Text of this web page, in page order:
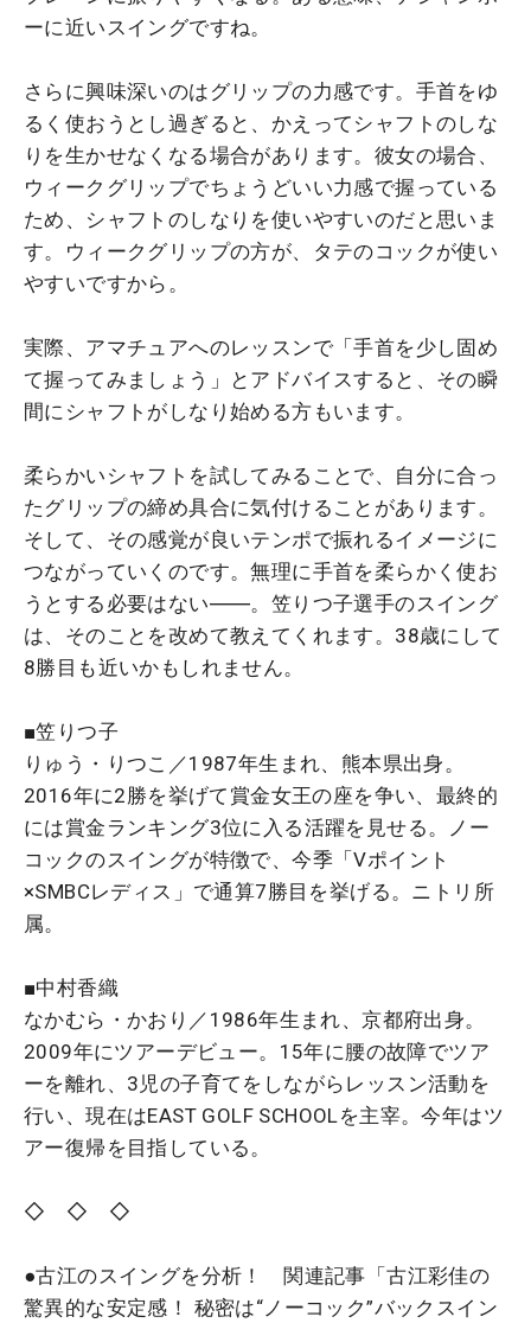
ーに近いスイングですね。
さらに興味深いのはグリップの力感です。手首をゆ
るく使おうとし過ぎると、かえってシャフトのしな
りを生かせなくなる場合があります。彼女の場合、
ウィークグリップでちょうどいい力感で握っている
ため、シャフトのしなりを使いやすいのだと思いま
す。ウィークグリップの方が、タテのコックが使い
やすいですから。
実際、アマチュアへのレッスンで「手首を少し固め
て握ってみましょう」とアドバイスすると、その瞬
間にシャフトがしなり始める方もいます。
柔らかいシャフトを試してみることで、自分に合っ
たグリップの締め具合に気付けることがあります。
そして、その感覚が良いテンポで振れるイメージに
つながっていくのです。無理に手首を柔らかく使お
うとする必要はない――。笠りつ子選手のスイング
は、そのことを改めて教えてくれます。38歳にして
8勝目も近いかもしれません。
■笠りつ子
りゅう・りつこ／1987年生まれ、熊本県出身。
2016年に2勝を挙げて賞金女王の座を争い、最終的
には賞金ランキング3位に入る活躍を見せる。ノー
コックのスイングが特徴で、今季「Vポイント
×SMBCレディス」で通算7勝目を挙げる。ニトリ所
属。
■中村香織
なかむら・かおり／1986年生まれ、京都府出身。
2009年にツアーデビュー。15年に腰の故障でツア
ーを離れ、3児の子育てをしながらレッスン活動を
行い、現在はEAST GOLF SCHOOLを主宰。今年はツ
アー復帰を目指している。
◇ ◇ ◇
●古江のスイングを分析！ 関連記事「古江彩佳の
驚異的な安定感！ 秘密は“ノーコック”バックスイン